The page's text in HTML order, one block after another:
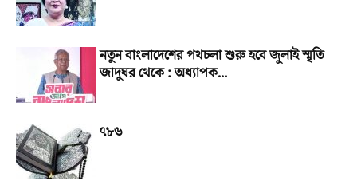
নতুন বাংলাদেশের পথচলা শুরু হবে জুলাই স্মৃতি
জাদুঘর থেকে : অধ্যাপক...
৭৮৬